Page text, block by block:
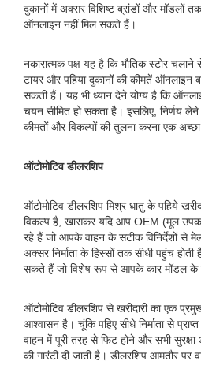
दुकानों में अक्सर विशिष्ट ब्रांडों और मॉडलों
ऑनलाइन नहीं मिल सकते हैं।
नकारात्मक पक्ष यह है कि भौतिक स्टोर
टायर और पहिया दुकानों की कीमतें ऑनलाइन
सकती हैं। यह भी ध्यान देने योग्य है कि
चयन सीमित हो सकता है। इसलिए, निर्णय
कीमतों और विकल्पों की तुलना करना एक अच्छा
ऑटोमोटिव डीलरशिप
ऑटोमोटिव डीलरशिप मिश्र धातु के पहिये
विकल्प है, खासकर यदि आप OEM (मूल
रहे हैं जो आपके वाहन के सटीक विनिर्देशों से
अक्सर निर्माता के हिस्सों तक सीधी पहुंच
सकते हैं जो विशेष रूप से आपके कार मॉडल के
ऑटोमोटिव डीलरशिप से खरीदारी का एक
आश्वासन है। चूंकि पहिए सीधे निर्माता से
वाहन में पूरी तरह से फिट होने और सभी
की गारंटी दी जाती है। डीलरशिप आमतौर पर